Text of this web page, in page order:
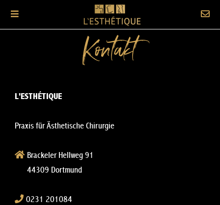
Kontakt
L'ESTHÉTIQUE
Praxis für Ästhetische Chirurgie
Brackeler Hellweg 91
44309 Dortmund
0231 201084